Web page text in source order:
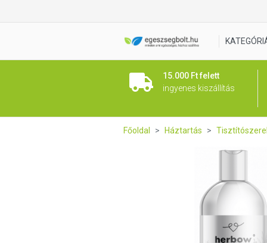
15.000 Ft felett
ingyenes kiszállítás
Főoldal Háztartás